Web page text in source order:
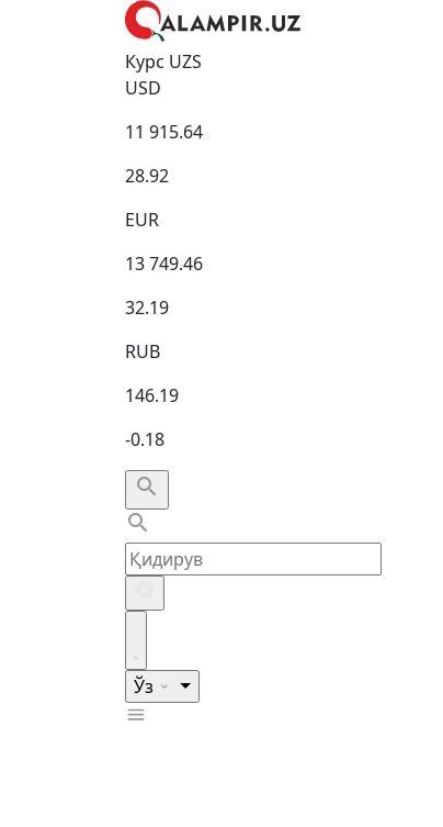
Курс UZS
USD
11 915.64
28.92
EUR
13 749.46
32.19
RUB
146.19
-0.18
Ўз